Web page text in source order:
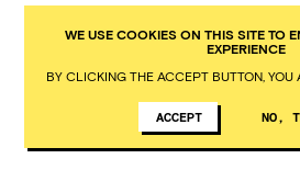
WE USE COOKIES ON THIS SITE TO
EXPERIENCE
BY CLICKING THE ACCEPT BUTTON, YOU
ACCEPT NO,